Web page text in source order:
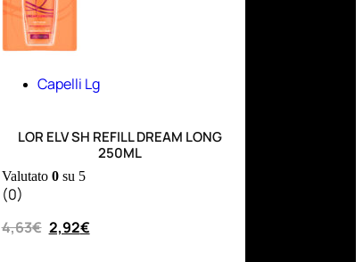
Capelli Lg
LOR ELV SH REFILL DREAM LONG
250ML
Valutato 0su 5
(0)
4,63€ 2,92€